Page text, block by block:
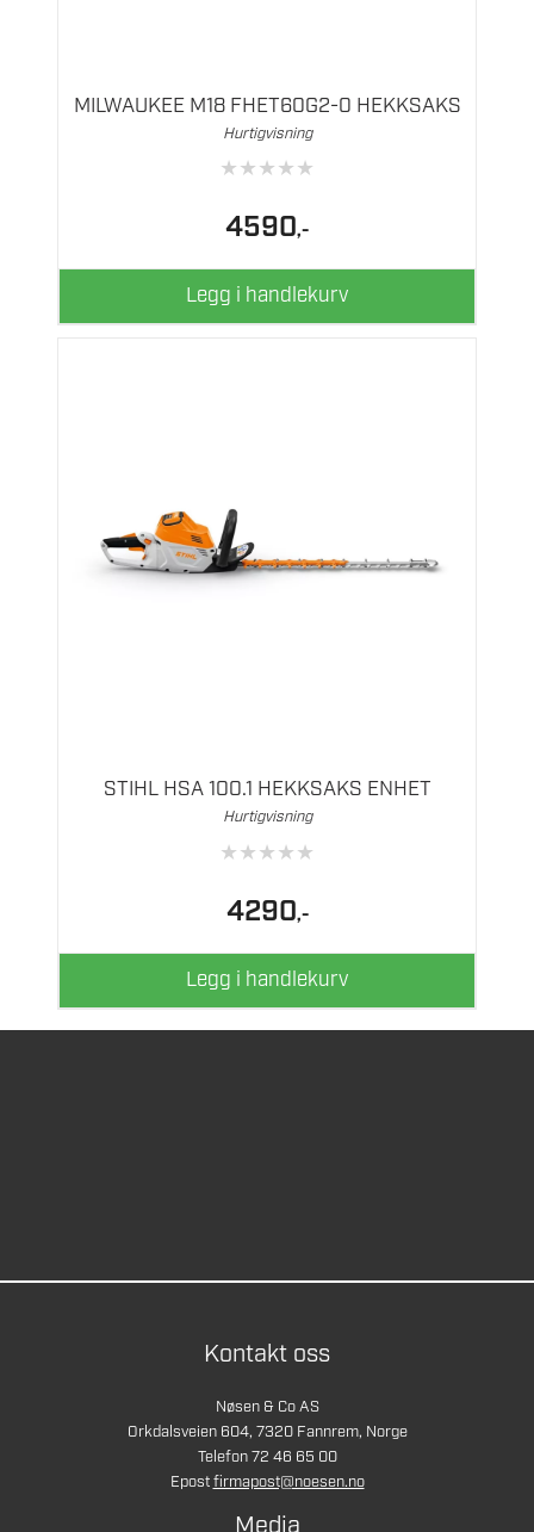
MILWAUKEE M18 FHET60G2-0 HEKKSAKS
Hurtigvisning
★★★★★
4590,-
Legg i handlekurv
STIHL HSA 100.1 HEKKSAKS ENHET
Hurtigvisning
★★★★★
4290,-
Legg i handlekurv
Kontakt oss
Nøsen & Co AS
Orkdalsveien 604, 7320 Fannrem, Norge
Telefon 72 46 65 00
Epostfirmapost@noesen.no
Media